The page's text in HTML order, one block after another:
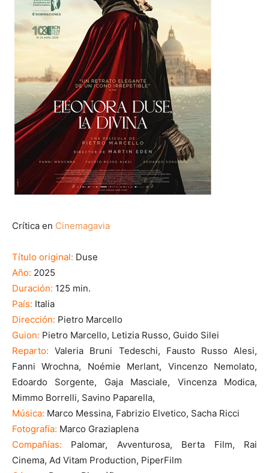
Crítica en Cinemagavia
Título original: Duse
Año: 2025
Duración: 125 min.
País: Italia
Dirección: Pietro Marcello
Guion: Pietro Marcello, Letizia Russo, Guido Silei
Reparto: Valeria Bruni Tedeschi, Fausto Russo Alesi,
Fanni Wrochna, Noémie Merlant, Vincenzo Nemolato,
Edoardo Sorgente, Gaja Masciale, Vincenza Modica,
Mimmo Borrelli, Savino Paparella,
Música: Marco Messina, Fabrizio Elvetico, Sacha Ricci
Fotografía: Marco Graziaplena
Compañías: Palomar, Avventurosa, Berta Film, Rai
Cinema, Ad Vitam Production, PiperFilm